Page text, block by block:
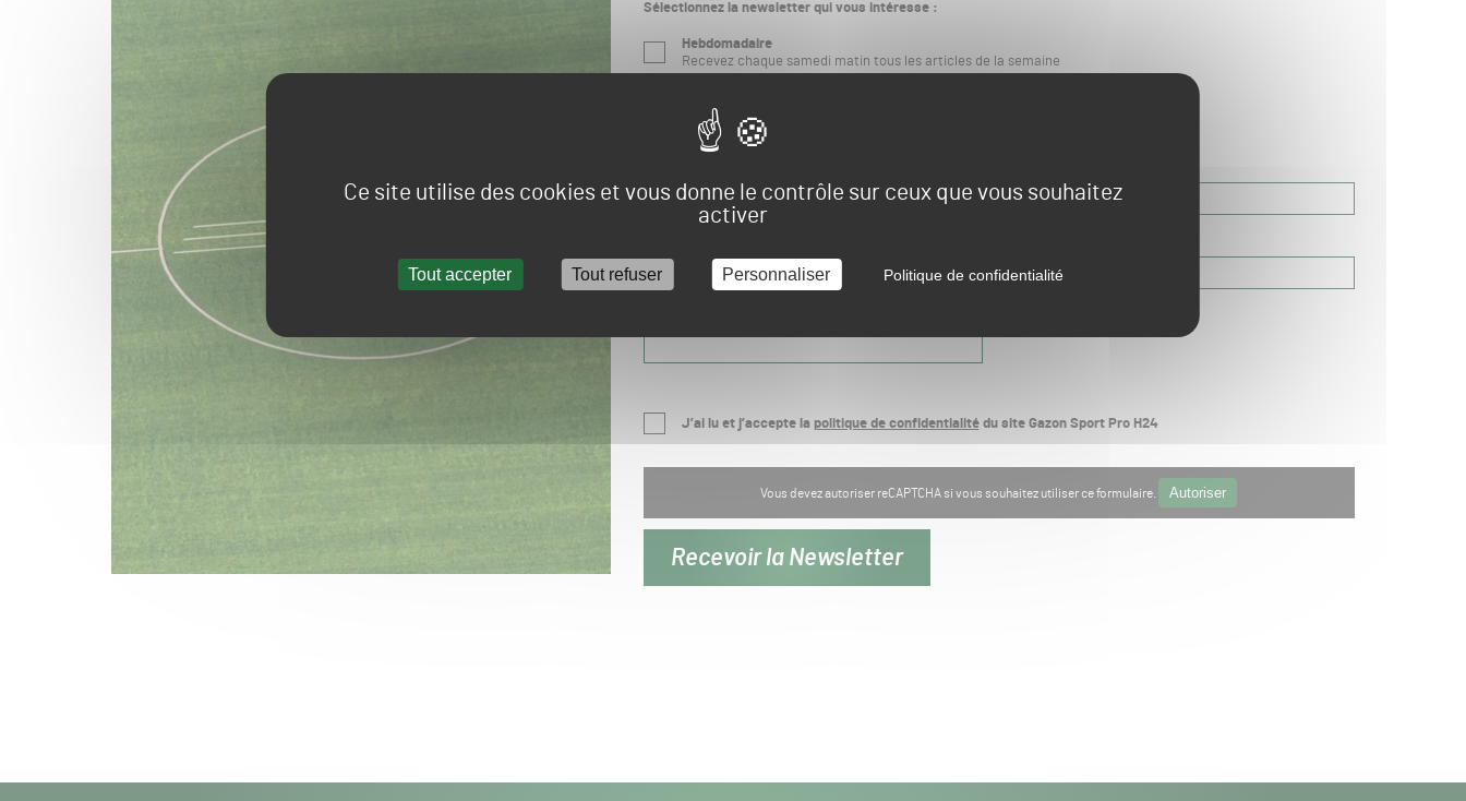
Ce site utilise des cookies et vous donne le contrôle sur ceux que vous souhaitez
activer
Tout accepter Tout refuser Personnaliser Politique de confidentialité
Sélectionnez la newsletter qui vous intéresse :
Hebdomadaire
Recevez chaque samedi matin tous les articles de la semaine
Recevez chaque mois la sélection de la rédaction
J’ai lu et j’accepte la politique de confidentialitédu site Gazon Sport Pro H24
Vous devez autoriser reCAPTCHA si vous souhaitez utiliser ce formulaire. Autoriser
Recevoir la Newsletter